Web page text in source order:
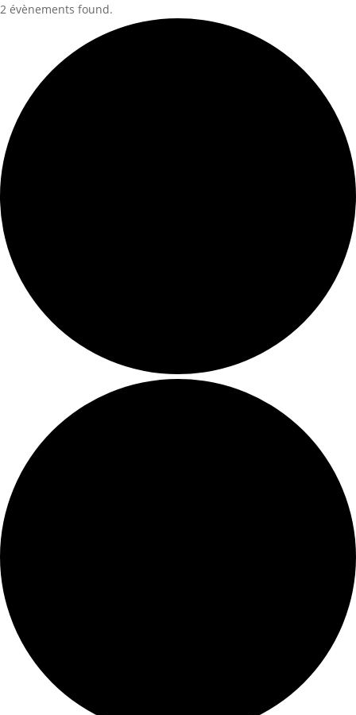
2 évènements found.